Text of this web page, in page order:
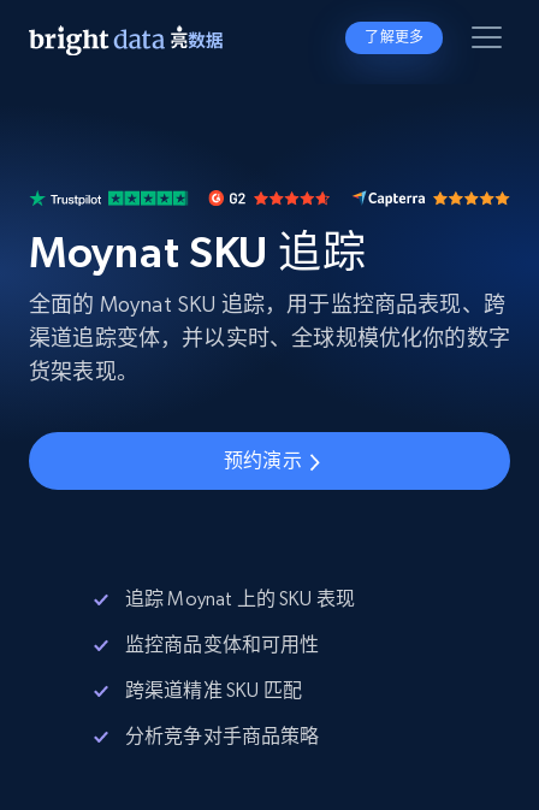
了解更多
Moynat SKU 追踪
全面的 Moynat SKU 追踪，用于监控商品表现、跨
渠道追踪变体，并以实时、全球规模优化你的数字
货架表现。
预约演示
追踪 Moynat 上的 SKU 表现
监控商品变体和可用性
跨渠道精准 SKU 匹配
分析竞争对手商品策略